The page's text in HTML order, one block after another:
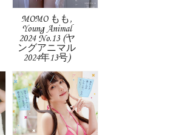
MOMO もも,
Young Animal
2024 No.13 (ヤ
ングアニマル
2024年13号)